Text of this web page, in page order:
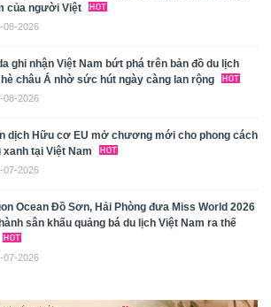
của người Việt
08-2026
ghi nhận Việt Nam bứt phá trên bản đồ du lịch
châu Á nhờ sức hút ngày càng lan rộng
08-2026
dịch Hữu cơ EU mở chương mới cho phong cách
xanh tại Việt Nam
07-2026
Ocean Đồ Sơn, Hải Phòng đưa Miss World 2026
sân khấu quảng bá du lịch Việt Nam ra thế
07-2026